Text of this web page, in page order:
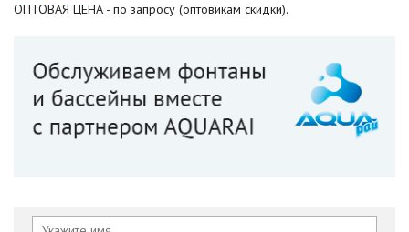
ОПТОВАЯ ЦЕНА - по запросу (оптовикам скидки).